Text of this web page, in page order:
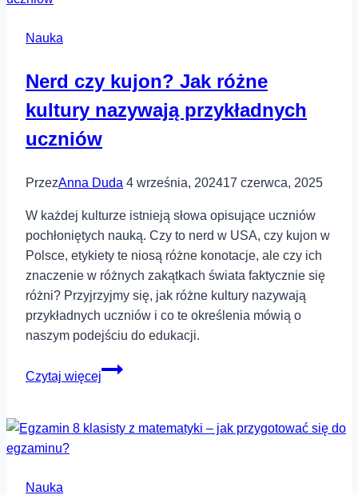
Nauka
Nerd czy kujon? Jak różne
kultury nazywają przykładnych
uczniów
PrzezAnna Duda 4 września, 202417 czerwca, 2025
W każdej kulturze istnieją słowa opisujące uczniów
pochłoniętych nauką. Czy to nerd w USA, czy kujon w
Polsce, etykiety te niosą różne konotacje, ale czy ich
znaczenie w różnych zakątkach świata faktycznie się
różni? Przyjrzyjmy się, jak różne kultury nazywają
przykładnych uczniów i co te określenia mówią o
naszym podejściu do edukacji.
Czytaj więcej
Nerd
Jak
Nauka